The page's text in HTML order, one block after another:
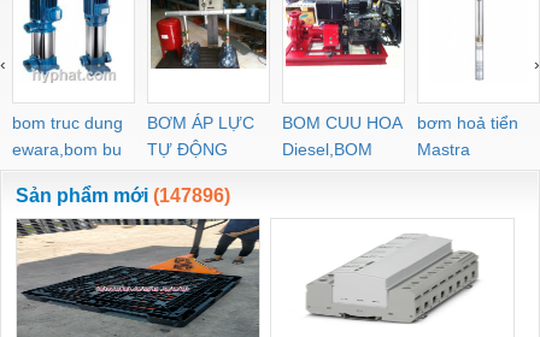
bom truc dung
ewara,bom bu
ewara
BƠM ÁP LỰC
TỰ ĐỘNG
BOM CUU HOA
Diesel,BOM
CHUA CHAY
bơm hoả tiển
Mastra
‹ ›
Sản phẩm mới (147896)